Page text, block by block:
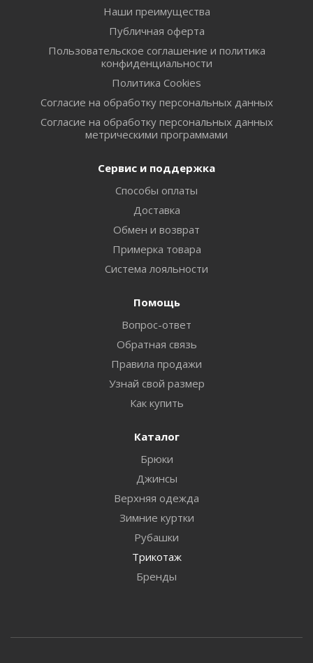
Наши преимущества
Публичная оферта
Пользовательское соглашение и политика
конфиденциальности
Политика Cookies
Согласие на обработку персональных данных
Согласие на обработку персональных данных
метрическими программами
Сервис и поддержка
Способы оплаты
Доставка
Обмен и возврат
Примерка товара
Система лояльности
Помощь
Вопрос-ответ
Обратная связь
Правила продажи
Узнай свой размер
Как купить
Каталог
Брюки
Джинсы
Верхняя одежда
Зимние куртки
Рубашки
Трикотаж
Бренды